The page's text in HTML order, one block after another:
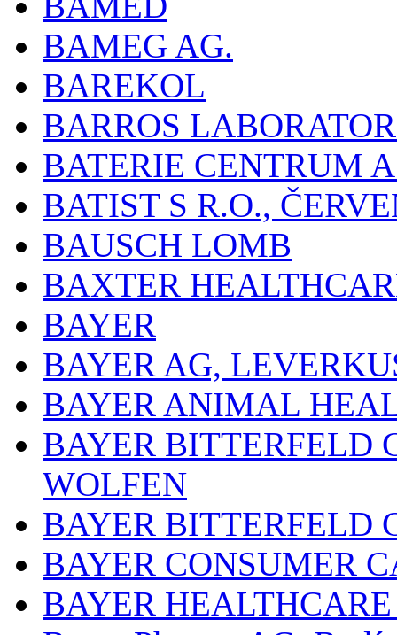
BAMEG AG.
BAREKOL
BARROS
BATERIE CENTRUM
BATIST S R.O.,
BAUSCH LOMB
BAXTER
BAYER
BAYER AG,
BAYER ANIMAL
BAYER BITTERFELD
WOLFEN
BAYER BITTERFELD
BAYER CONSUMER
BAYER